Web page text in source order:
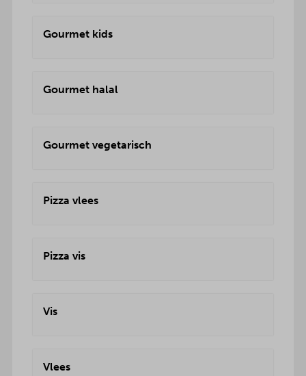
Gourmet kids
Gourmet halal
Gourmet vegetarisch
Pizza vlees
Pizza vis
Vis
Vlees